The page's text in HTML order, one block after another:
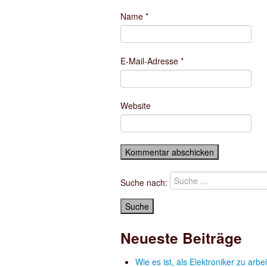
Name *
E-Mail-Adresse *
Website
Suche nach:
Neueste Beiträge
Wie es ist, als Elektroniker zu